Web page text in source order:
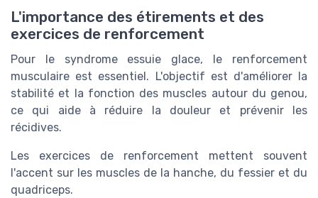
L'importance des étirements et des
exercices de renforcement
Pour le syndrome essuie glace, le renforcement
musculaire est essentiel. L'objectif est d'améliorer la
stabilité et la fonction des muscles autour du genou,
ce qui aide à réduire la douleur et prévenir les
récidives.
Les exercices de renforcement mettent souvent
l'accent sur les muscles de la hanche, du fessier et du
quadriceps.